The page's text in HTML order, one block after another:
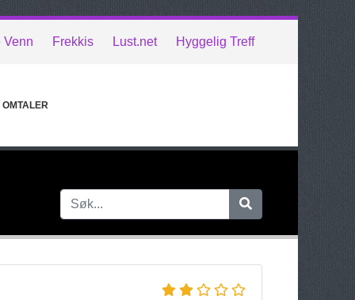
Venn Frekkis Lust.net Hyggelig Treff
OMTALER